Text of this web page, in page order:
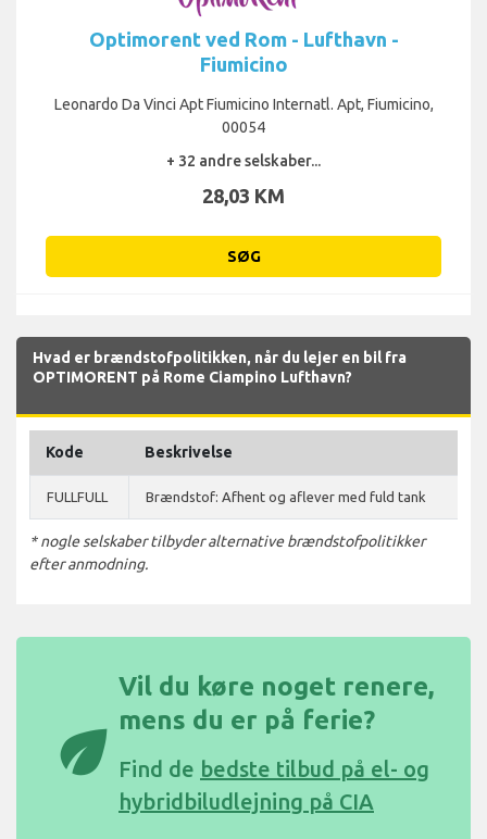
Optimorent ved Rom - Lufthavn -
Fiumicino
Leonardo Da Vinci Apt Fiumicino Internatl. Apt, Fiumicino,
00054
+ 32 andre selskaber...
28,03 KM
SØG
Hvad er brændstofpolitikken, når du lejer en bil fra
OPTIMORENT på Rome Ciampino Lufthavn?
Kode Beskrivelse
FULLFULL Brændstof: Afhent og aflever med fuld tank
* nogle selskaber tilbyder alternative brændstofpolitikker
efter anmodning.
eco
Vil du køre noget renere,
mens du er på ferie?
Find de bedste tilbud på el- og
hybridbiludlejning på CIA